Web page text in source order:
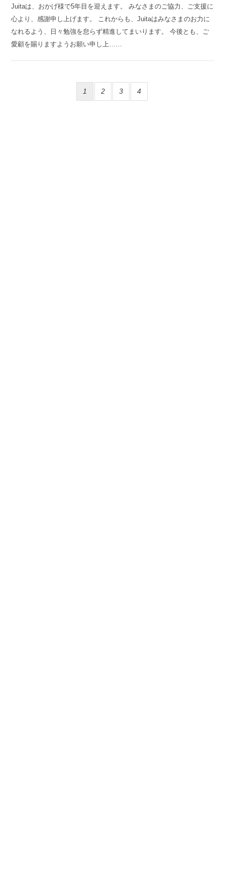
Juitaは、おかげ様で5年目を迎えます。 みなさまのご協力、ご支援に
心より、感謝申し上げます。 これからも、Juitaはみなさまのお力に
なれるよう、日々勉強を怠らず精進してまいります。 今後とも、ご
愛顧を賜りますようお願い申し上……
1 2 3 4